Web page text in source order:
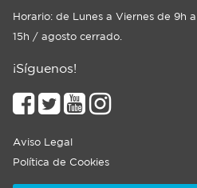
Horario: de Lunes a Viernes de 9h
15h / agosto cerrado.
¡Síguenos!
Aviso Legal
Política de Cookies